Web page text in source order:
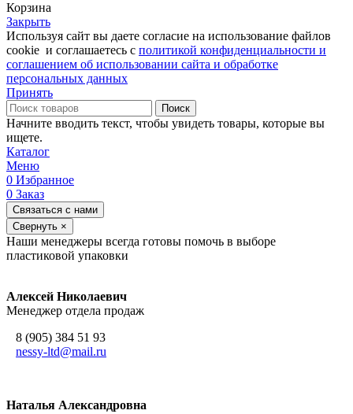
Корзина
Закрыть
Используя сайт вы даете согласие на использование файлов
cookie и соглашаетесь с политикой конфиденциальности и
соглашением об использовании сайта и обработке
персональных данных
Принять
Поиск
Начните вводить текст, чтобы увидеть товары, которые вы
ищете.
Каталог
Меню
0 Избранное
0 Заказ
Связаться с нами
Свернуть ×
Наши менеджеры всегда готовы помочь в выборе
пластиковой упаковки
Алексей Николаевич
Менеджер отдела продаж
8 (905) 384 51 93
nessy-ltd@mail.ru
Наталья Александровна